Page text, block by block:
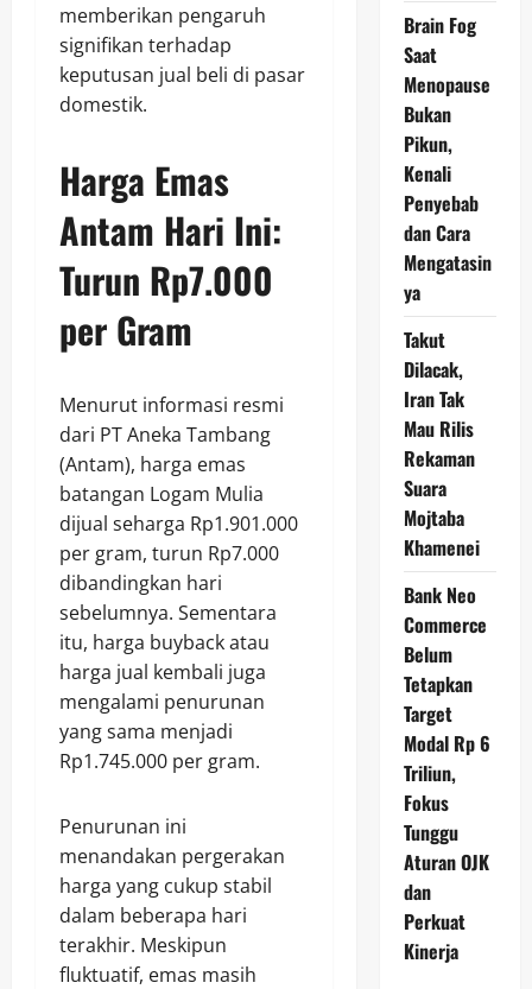
memberikan pengaruh
signifikan terhadap
keputusan jual beli di pasar
domestik.
Harga Emas
Antam Hari Ini:
Turun Rp7.000
per Gram
Menurut informasi resmi
dari PT Aneka Tambang
(Antam), harga emas
batangan Logam Mulia
dijual seharga Rp1.901.000
per gram, turun Rp7.000
dibandingkan hari
sebelumnya. Sementara
itu, harga buyback atau
harga jual kembali juga
mengalami penurunan
yang sama menjadi
Rp1.745.000 per gram.
Penurunan ini
menandakan pergerakan
harga yang cukup stabil
dalam beberapa hari
terakhir. Meskipun
fluktuatif, emas masih
Brain Fog
Saat
Menopause
Bukan
Pikun,
Kenali
Penyebab
dan Cara
Mengatasin
ya
Takut
Dilacak,
Iran Tak
Mau Rilis
Rekaman
Suara
Mojtaba
Khamenei
Bank Neo
Commerce
Belum
Tetapkan
Target
Modal Rp 6
Triliun,
Fokus
Tunggu
Aturan OJK
dan
Perkuat
Kinerja